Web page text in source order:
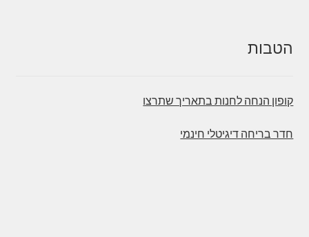
הטבות
קופון הנחה לחנות בתאריך שתרצו
חדר בריחה דיגיטלי חינמי